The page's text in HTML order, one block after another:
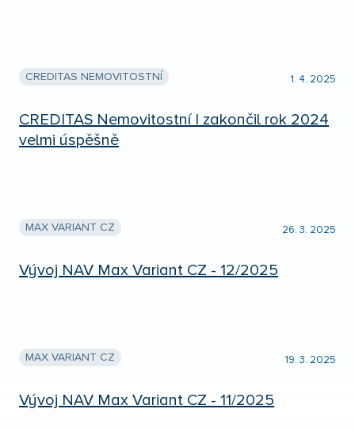
CREDITAS NEMOVITOSTNÍ 1. 4. 2025
CREDITAS Nemovitostní I zakončil rok 2024
velmi úspěšně
MAX VARIANT CZ 26. 3. 2025
Vývoj NAV Max Variant CZ - 12/2025
MAX VARIANT CZ 19. 3. 2025
Vývoj NAV Max Variant CZ - 11/2025